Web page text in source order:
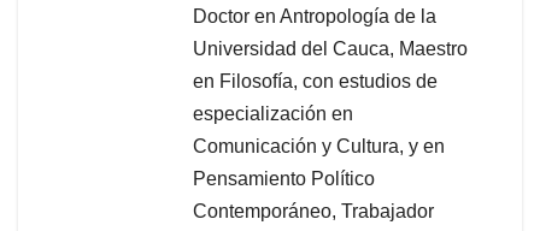
Doctor en Antropología de la
Universidad del Cauca, Maestro
en Filosofía, con estudios de
especialización en
Comunicación y Cultura, y en
Pensamiento Político
Contemporáneo, Trabajador